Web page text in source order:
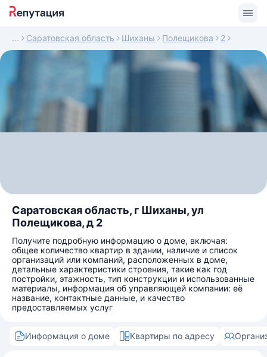
Саратовская область Шиханы Полещикова 2
Саратовская область, г Шиханы, ул
Полещикова, д 2
Получите подробную информацию о доме, включая:
общее количество квартир в здании, наличие и список
организаций или компаний, расположенных в доме,
детальные характеристики строения, такие как год
постройки, этажность, тип конструкции и использованные
материалы, информация об управляющей компании: её
название, контактные данные, и качество
предоставляемых услуг
Информация о доме Квартиры по адресу